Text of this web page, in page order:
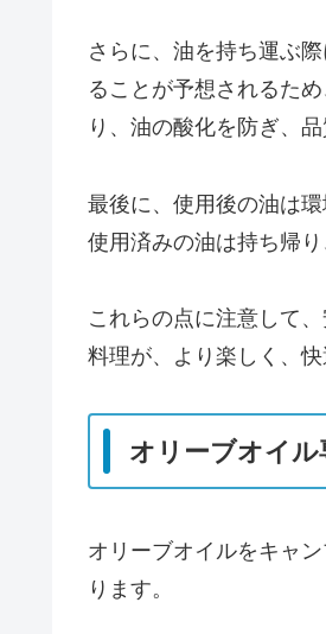
さらに、油を持ち運ぶ
ることが予想されるた
り、油の酸化を防ぎ、
最後に、使用後の油は
使用済みの油は持ち帰
これらの点に注意して
料理が、より楽しく、
オリーブオイ
オリーブオイルをキャ
ります。